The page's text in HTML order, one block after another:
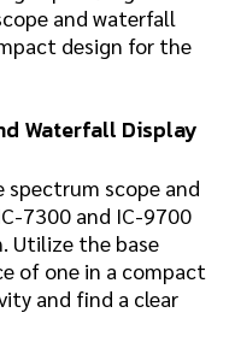
and waterfall
design for the
Waterfall Display
scope and
7300 and IC-9700
Utilize the base
of one in a compact
and find a clear